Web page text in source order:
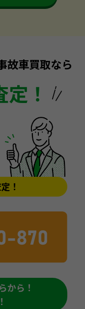
故車買取なら
！
！
から！